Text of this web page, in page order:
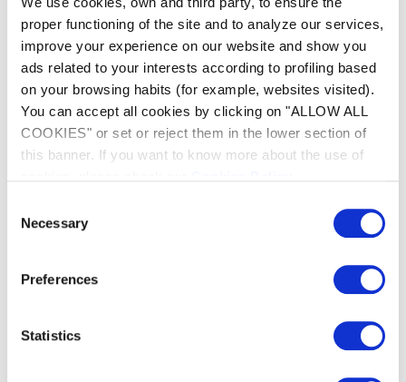
proper functioning of the site and to analyze our services,
improve your experience on our website and show you
ads related to your interests according to profiling based
on your browsing habits (for example, websites visited).
You can accept all cookies by clicking on "ALLOW ALL
COOKIES" or set or reject them in the lower section of
this banner. If you want to know more about the use of
Selection
Necessary
Preferences
Statistics
Gebruiksgemak
Zijn filter, die van bovenaf toegankelijk is, zorgt